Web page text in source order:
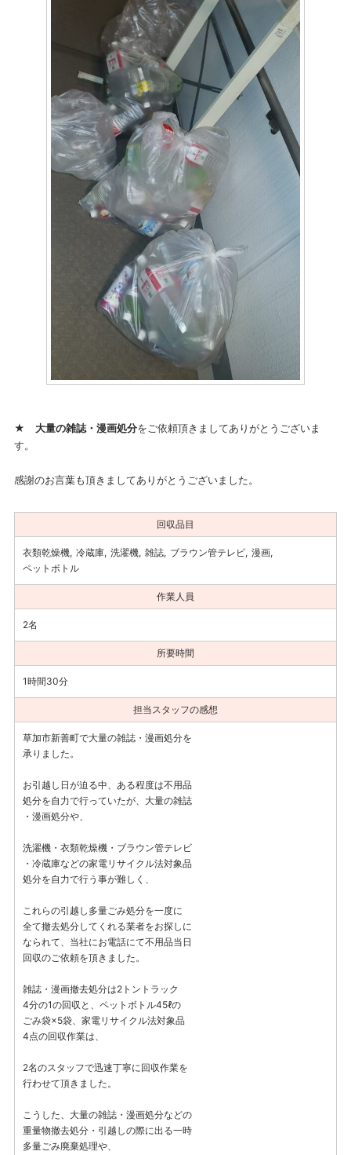
★ 大量の雑誌・漫画処分をご依頼頂きましてありがとうございま
す。
感謝のお言葉も頂きましてありがとうございました。
回収品目
衣類乾燥機 冷蔵庫 洗濯機 雑誌 ブラウン管テレビ 漫画
ペットボトル
作業人員
2名
所要時間
1時間30分
担当スタッフの感想
草加市新善町で大量の雑誌・漫画処分を
承りました。
お引越し日が迫る中、ある程度は不用品
処分を自力で行っていたが、大量の雑誌
・漫画処分や、
洗濯機・衣類乾燥機・ブラウン管テレビ
・冷蔵庫などの家電リサイクル法対象品
処分を自力で行う事が難しく、
これらの引越し多量ごみ処分を一度に
全て撤去処分してくれる業者をお探しに
なられて、当社にお電話にて不用品当日
回収のご依頼を頂きました。
雑誌・漫画撤去処分は2トントラック
4分の1の回収と、ペットボトル45ℓの
ごみ袋×5袋、家電リサイクル法対象品
4点の回収作業は、
2名のスタッフで迅速丁寧に回収作業を
行わせて頂きました。
こうした、大量の雑誌・漫画処分などの
重量物撤去処分・引越しの際に出る一時
多量ごみ廃棄処理や、